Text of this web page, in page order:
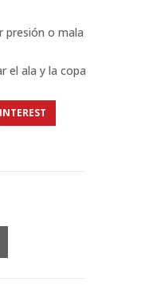
presión o mala
el ala y la copa